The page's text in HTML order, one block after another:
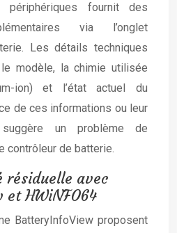
périphériques fournit des
via l’onglet
Les détails techniques
modèle, la chimie utilisée
ion) et l’état actuel du
de ces informations ou leur
suggère un problème de
contrôleur de batterie.
résiduelle avec
HWiNFO64
BatteryInfoView proposent